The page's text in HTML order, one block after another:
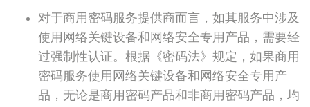
对于商用密码服务提供商而言，如其服务中涉及
使用网络关键设备和网络安全专用产品，需要经
过强制性认证。根据《密码法》规定，如果商用
密码服务使用网络关键设备和网络安全专用产
品，无论是商用密码产品和非商用密码产品，均